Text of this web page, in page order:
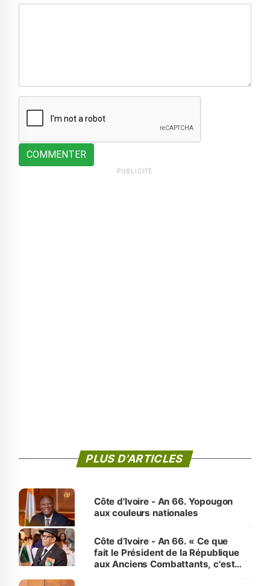
COMMENTER
PUBLICITÉ
PLUS D'ARTICLES
Côte d'Ivoire - An 66. Yopougon
aux couleurs nationales
Côte d’Ivoire - An 66. « Ce que
fait le Président de la République
aux Anciens Combattants, c'est